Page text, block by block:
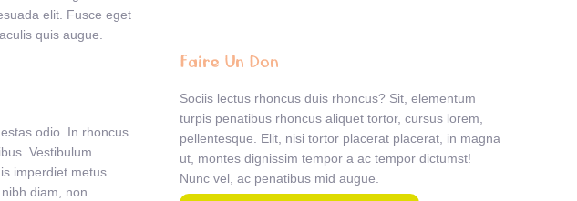
elit. Fusce eget
quis augue.
odio. In rhoncus
Vestibulum
imperdiet metus.
diam, non
Faire Un Don
Sociis lectus rhoncus duis rhoncus? Sit, elementum
turpis penatibus rhoncus aliquet tortor, cursus lorem,
pellentesque. Elit, nisi tortor placerat placerat, in magna
ut, montes dignissim tempor a ac tempor dictumst!
Nunc vel, ac penatibus mid augue.